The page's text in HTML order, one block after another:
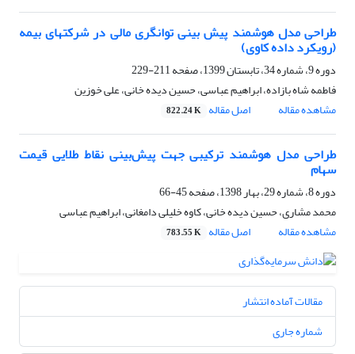
طراحی مدل هوشمند پیش بینی توانگری مالی در شرکتهای بیمه
(رویکرد داده‏ کاوی)
دوره 9، شماره 34، تابستان 1399، صفحه
211-229
فاطمه شاه بازاده، ابراهیم عباسی، حسین دیده خانی، علی خوزین
مشاهده مقاله
اصل مقاله 822.24 K
طراحی مدل هوشمند ترکیبی جهت پیش‌بینی نقاط طلایی قیمت
سهام
دوره 8، شماره 29، بهار 1398، صفحه
45-66
محمد مشاری، حسین دیده خانی، کاوه خلیلی دامغانی، ابراهیم عباسی
مشاهده مقاله
اصل مقاله 783.55 K
مقالات آماده انتشار
شماره جاری